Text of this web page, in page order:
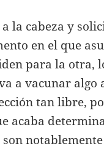
la cabeza y
en el que
para la otra,
a vacunar algo
tan libre,
acaba